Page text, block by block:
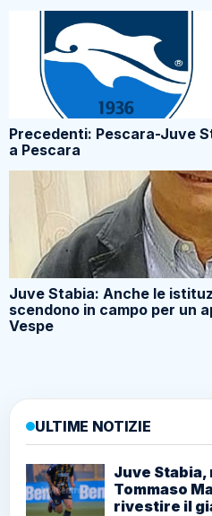
Precedenti: Pescara-Juve
a Pescara
Juve Stabia: Anche le
scendono in campo per un
Vespe
ULTIME NOTIZIE
Juve
Tommaso
rivestire il